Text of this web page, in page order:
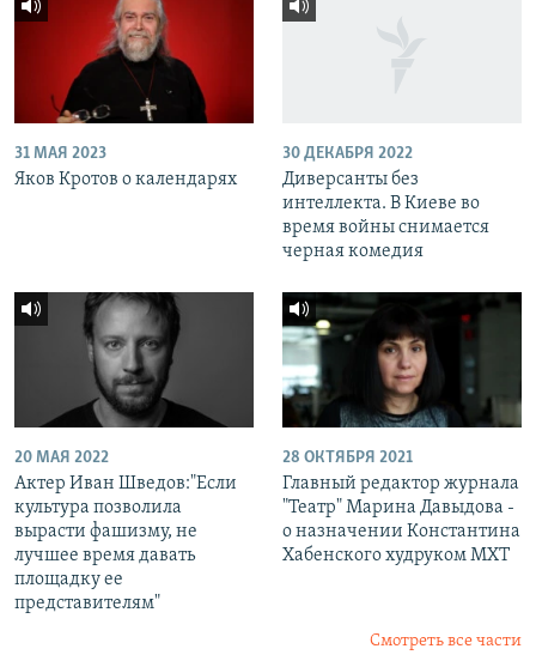
31 МАЯ 2023
Яков Кротов о календарях
30 ДЕКАБРЯ 2022
Диверсанты без
интеллекта. В Киеве во
время войны снимается
черная комедия
20 МАЯ 2022
Актер Иван Шведов:"Если
культура позволила
вырасти фашизму, не
лучшее время давать
площадку ее
представителям"
28 ОКТЯБРЯ 2021
Главный редактор журнала
"Театр" Марина Давыдова -
о назначении Константина
Хабенского худруком МХТ
Смотреть все части